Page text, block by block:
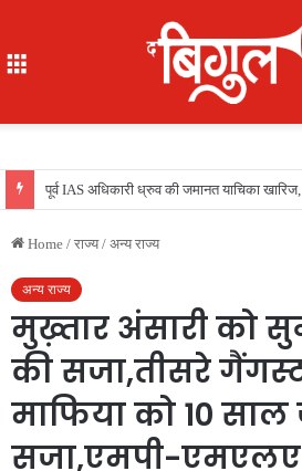
Home / राज्य / अन्य राज्य
अन्य राज्य
मुख़्तार अंसारी को
की सजा,तीसरे
माफिया को 10
सजा,एमपी-एमएलए